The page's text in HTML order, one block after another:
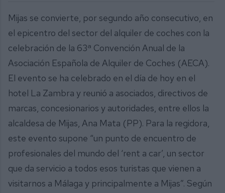
Mijas se convierte, por segundo año consecutivo, en
el epicentro del sector del alquiler de coches con la
celebración de la 63ª Convención Anual de la
Asociación Española de Alquiler de Coches (AECA).
El evento se ha celebrado en el día de hoy en el
hotel La Zambra y reunió a asociados, directivos de
marcas, concesionarios y autoridades, entre ellos la
alcaldesa de Mijas, Ana Mata (PP). Para la regidora,
este evento supone “un punto de encuentro de
profesionales del mundo del ‘rent a car’, un sector
que da servicio a todos esos turistas que vienen a
visitarnos a Málaga y principalmente a Mijas”. Según